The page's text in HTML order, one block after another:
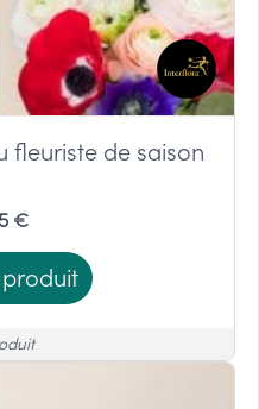
fleuriste de saison
€
produit